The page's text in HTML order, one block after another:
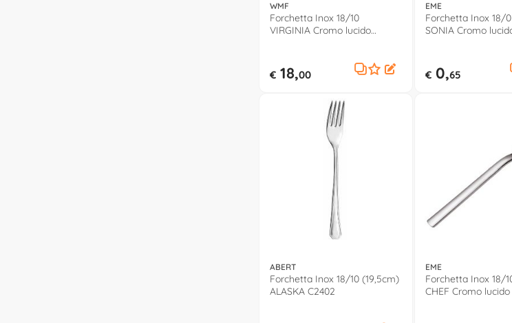
WMF
Forchetta Inox 18/10
VIRGINIA Cromo lucido
€18,00
EME
Forchetta Inox 18/
SONIA Cromo
€0,65
ABERT
Forchetta Inox 18/10 (19,5cm)
ALASKA C2402
EME
Forchetta Inox 18/
CHEF Cromo lucido